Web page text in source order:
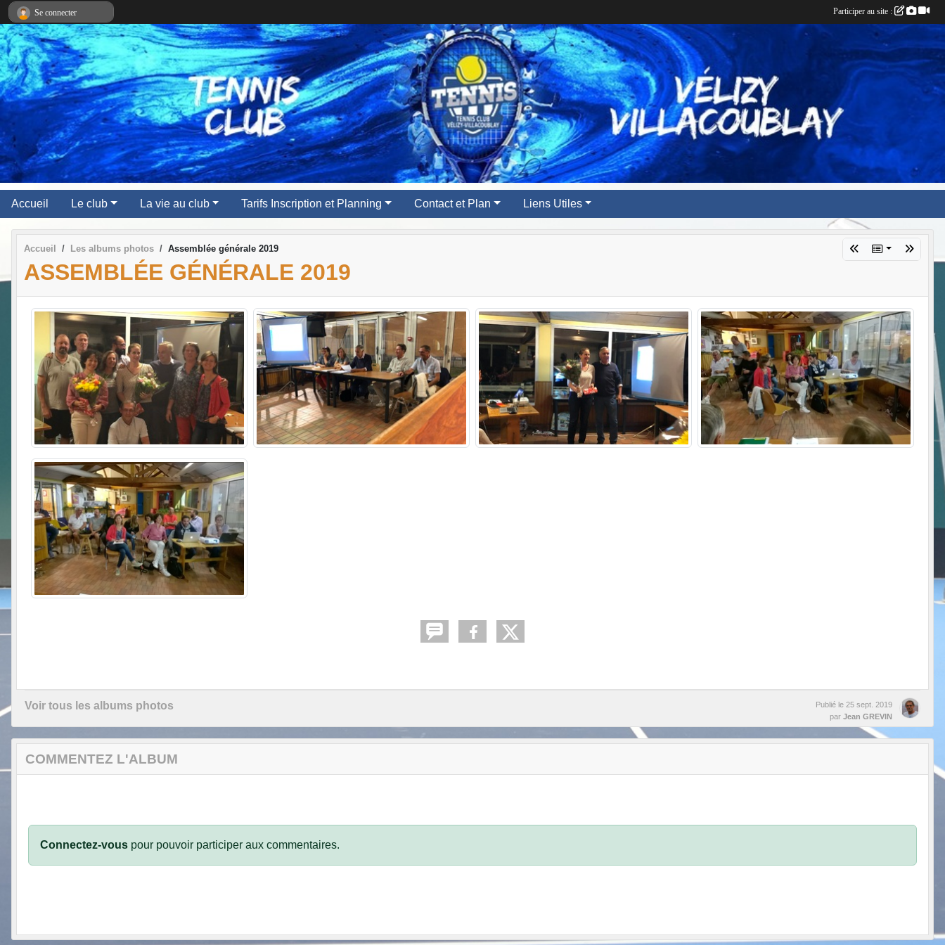
Accueil Le club La vie au club Tarifs Inscription et Planning Contact et Plan Liens Utiles
Accueil Les albums photos Assemblée générale 2019
ASSEMBLÉE GÉNÉRALE 2019
Voir tous les albums photos Publié le 25 sept. 2019
par Jean GREVIN
COMMENTEZ L'ALBUM
Connectez-vous pour pouvoir participer aux commentaires.
Se connecter Participer au site :
Panneau de gestion des cookies